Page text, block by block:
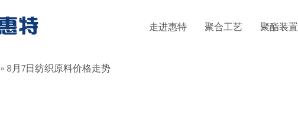
中文
走进惠特 聚合工艺 聚酯装置
» 8月7日纺织原料价格走势